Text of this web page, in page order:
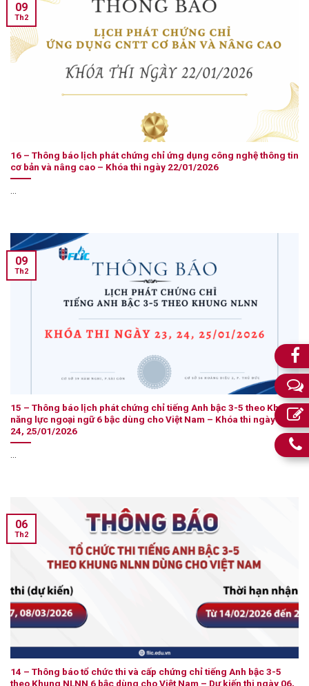
16 – Thông báo lịch phát chứng chỉ ứng dụng công nghệ thông tin
cơ bản và nâng cao – Khóa thi ngày 22/01/2026
...
09
Th2
15 – Thông báo lịch phát chứng chỉ tiếng Anh bậc 3-5 theo Khung
năng lực ngoại ngữ 6 bậc dùng cho Việt Nam – Khóa thi ngày 23,
24, 25/01/2026
...
09
Th2
14 – Thông báo tổ chức thi và cấp chứng chỉ tiếng Anh bậc 3-5
theo Khung NLNN 6 bậc dùng cho Việt Nam – Dự kiến thi ngày 06,
06
Th2